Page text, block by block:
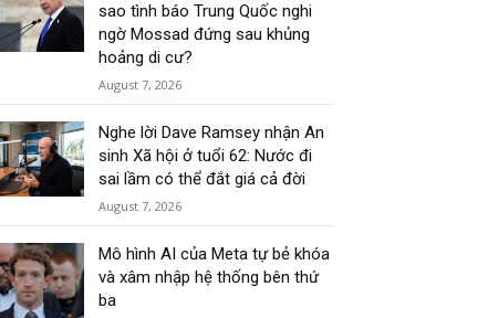
sao tình báo Trung Quốc nghi
ngờ Mossad đứng sau khủng
hoảng di cư?
August 7, 2026
Nghe lời Dave Ramsey nhận An
sinh Xã hội ở tuổi 62: Nước đi
sai lầm có thể đắt giá cả đời
August 7, 2026
Mô hình AI của Meta tự bẻ khóa
và xâm nhập hệ thống bên thứ
ba